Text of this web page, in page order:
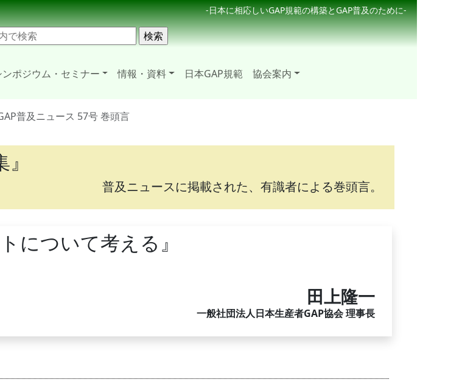
-日本に相応しいGAP規範の構築とGAP普及のために-
ンポジウム・セミナー 情報・資料 日本GAP規範 協会案内
普及ニュース 57号 巻頭言
普及ニュースに掲載された、有識者による巻頭言。
について考える』
田上隆一
一般社団法人日本生産者GAP協会 理事長